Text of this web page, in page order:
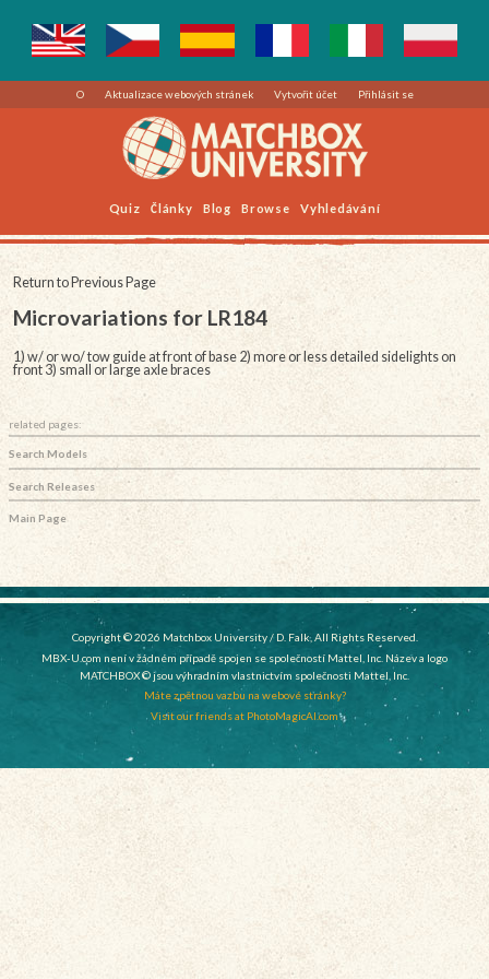
O Aktualizace webových stránek Vytvořit účet Přihlásit se
Quiz Články Blog Browse Vyhledávání
Return to Previous Page
Microvariations for LR184
1) w/ or wo/ tow guide at front of base 2) more or less detailed sidelights on
front 3) small or large axle braces
related pages:
Search Models
Search Releases
Main Page
Copyright © 2026 Matchbox University / D. Falk, All Rights Reserved.
MBX-U.com není v žádném případě spojen se společností Mattel, Inc. Název a logo
MATCHBOX © jsou výhradním vlastnictvím společnosti Mattel, Inc.
Máte zpětnou vazbu na webové stránky?
Visit our friends at PhotoMagicAI.com